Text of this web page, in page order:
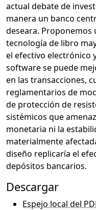
actual debate de
manera un banco
deseara. Proponemos
tecnología de libro
el efectivo electrónico
software se puede
en las transacciones,
reglamentarios de
de protección de
sistémicos que
monetaria ni la
materialmente
diseño replicaría el
depósitos bancarios.
Descargar
Espejo local del